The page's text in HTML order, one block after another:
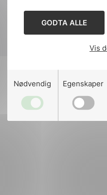
GODTA ALLE
Vis
Nødvendig Egenskaper